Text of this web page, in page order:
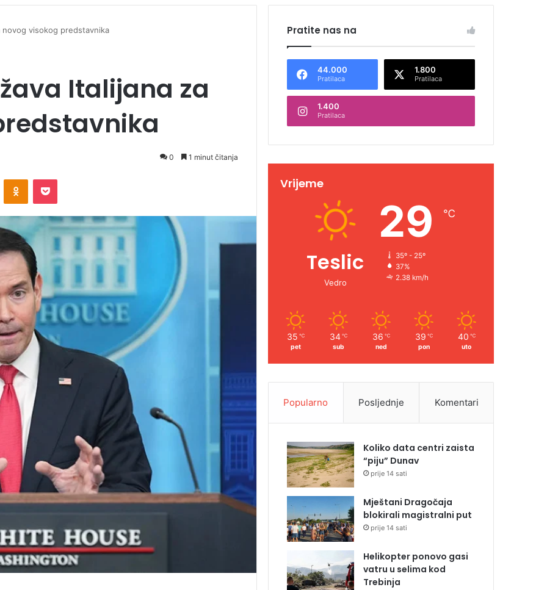
novog visokog predstavnika
Italijana za
0 1 minut čitanja
Pratite nas na
44.000
Pratilaca
1.800
Pratilaca
1.400
Pratilaca
Vrijeme
Teslic
Vedro
29 ℃
35º - 25º
37%
2.38 km/h
35 ℃
pet
34 ℃
sub
36 ℃
ned
39 ℃
pon
40 ℃
uto
Popularno Posljednje Komentari
Koliko data centri zaista
“piju” Dunav
prije 14 sati
Mještani Dragočaja
blokirali magistralni put
prije 14 sati
Helikopter ponovo gasi
vatru u selima kod
Trebinja